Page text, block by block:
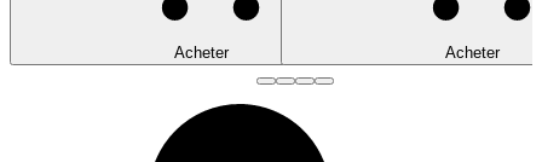
Acheter Acheter